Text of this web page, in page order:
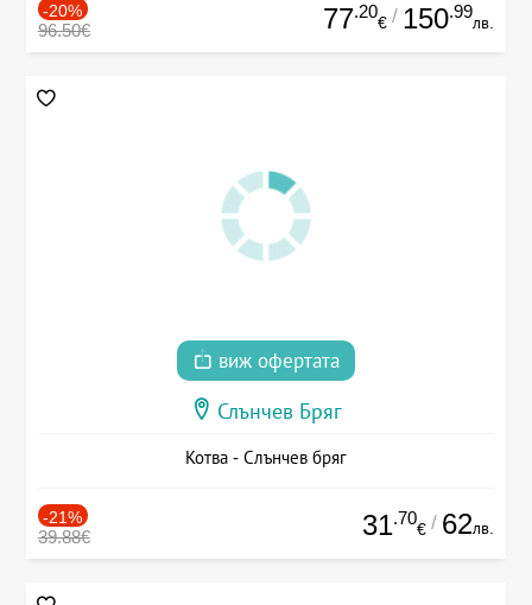
-20%
96.50€ 77.20
€ / 150.99
лв.
виж офертата
Слънчев Бряг
Котва - Слънчев бряг
-21%
39.88€ 31.70
€ / 62лв.